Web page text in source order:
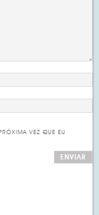
VEZ QUE EU